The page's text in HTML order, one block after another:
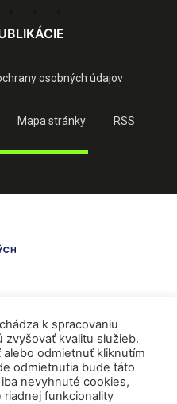
osobných údajov
Mapa stránky RSS
k spracovaniu
zvyšovať kvalitu služieb.
odmietnuť kliknutím
odmietnutia bude táto
nevyhnuté cookies,
riadnej funkcionality